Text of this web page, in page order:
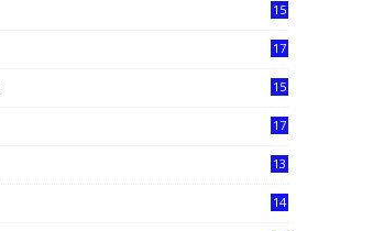
15
17
15
17
13
14